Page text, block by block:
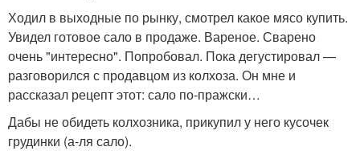
Ходил в выходные по рынку, смотрел какое мясо купить.
Увидел готовое сало в продаже. Вареное. Сварено
очень "интересно". Попробовал. Пока дегустировал —
разговорился с продавцом из колхоза. Он мне и
рассказал рецепт этот: сало по-пражски…
Дабы не обидеть колхозника, прикупил у него кусочек
грудинки (а-ля сало).